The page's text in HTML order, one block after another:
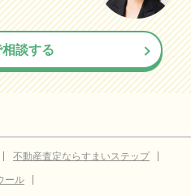
談する
不動産査定ならすまいステップ
ール